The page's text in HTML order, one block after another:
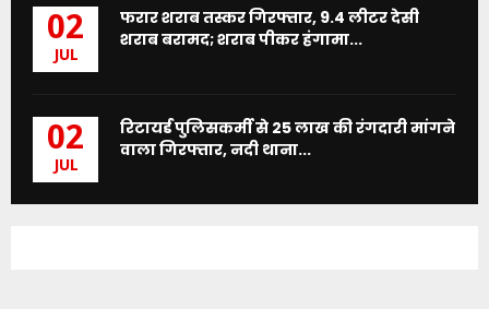
02
JUL
फरार शराब तस्कर गिरफ्तार, 9.4 लीटर देसी
शराब बरामद; शराब पीकर हंगामा...
02
JUL
रिटायर्ड पुलिसकर्मी से 25 लाख की रंगदारी मांगने
वाला गिरफ्तार, नदी थाना...